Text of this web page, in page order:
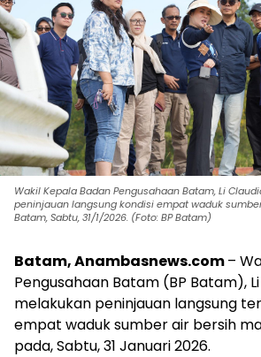
Wakil Kepala Badan Pengusahaan Batam, Li
peninjauan langsung kondisi empat waduk
Batam, Sabtu, 31/1/2026. (Foto: BP Batam)
Batam, Anambasnews.com–
Pengusahaan Batam (BP Batam),
melakukan peninjauan langsung
empat waduk sumber air bersih
pada, Sabtu, 31 Januari 2026.